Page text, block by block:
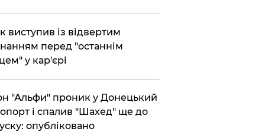
виступив із відвертим
перед "останнім
у кар'єрі
"Альфи" проник у Донецький
і спалив "Шахед" ще до
опубліковано